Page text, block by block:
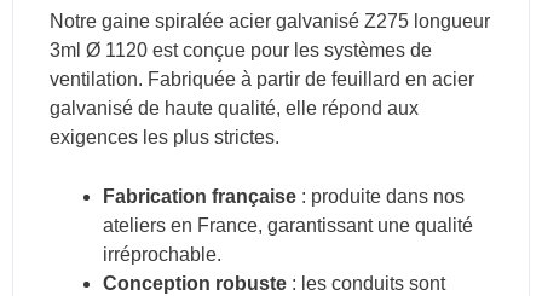
Notre gaine spiralée acier galvanisé Z275 longueur
3ml Ø 1120 est conçue pour les systèmes de
ventilation. Fabriquée à partir de feuillard en acier
galvanisé de haute qualité, elle répond aux
exigences les plus strictes.
Fabrication française: produite dans nos
ateliers en France, garantissant une qualité
irréprochable.
Conception robuste: les conduits sont